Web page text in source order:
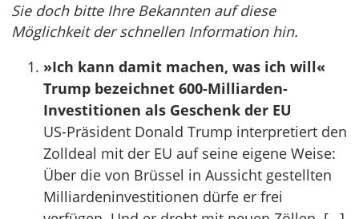
Sie doch bitte Ihre Bekannten auf diese
Möglichkeit der schnellen Information hin.
»Ich kann damit machen, was ich will«
Trump bezeichnet 600-Milliarden-
Investitionen als Geschenk der EU
US-Präsident Donald Trump interpretiert den
Zolldeal mit der EU auf seine eigene Weise:
Über die von Brüssel in Aussicht gestellten
Milliardeninvestitionen dürfe er frei